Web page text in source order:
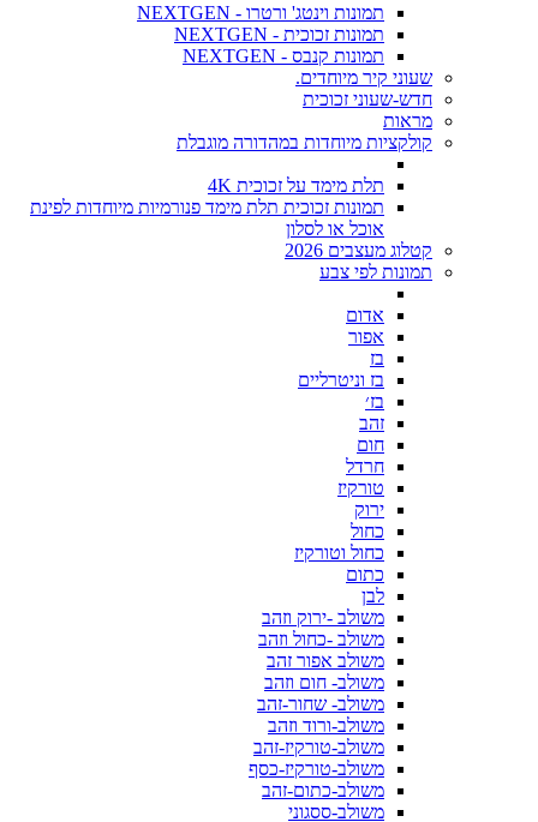
תמונות וינטג' ורטרו - NEXTGEN
תמונות זכוכית - NEXTGEN
תמונות קנבס - NEXTGEN
שעוני קיר מיוחדים.
חדש-שעוני זכוכית
מראות
קולקציות מיוחדות במהדורה מוגבלת
תלת מימד על זכוכית 4K
תמונות זכוכית תלת מימד פנורמיות מיוחדות לפינת
אוכל או לסלון
קטלוג מעצבים 2026
תמונות לפי צבע
אדום
אפור
בז
בז וניטרליים
בז׳
זהב
חום
חרדל
טורקיז
ירוק
כחול
כחול וטורקיז
כתום
לבן
משולב -ירוק וזהב
משולב -כחול וזהב
משולב אפור זהב
משולב- חום וזהב
משולב- שחור-זהב
משולב-ורוד וזהב
משולב-טורקיז-זהב
משולב-טורקיז-כסף
משולב-כתום-זהב
משולב-ססגוני